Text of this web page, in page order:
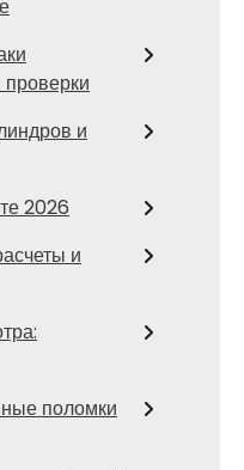
и
2026
и
поломки